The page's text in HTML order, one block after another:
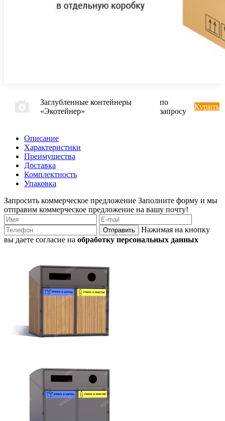
Заглубленные контейнеры
«Экотейнер»
по
запросу
Купить
Описание
Характеристики
Преимущества
Доставка
Комплектность
Упаковка
Запросить коммерческое предложение Заполните форму и мы
отправим коммерческое предложение на вашу почту!
Отправить
Нажимая на кнопку
вы даете согласие на обработку персональных данных